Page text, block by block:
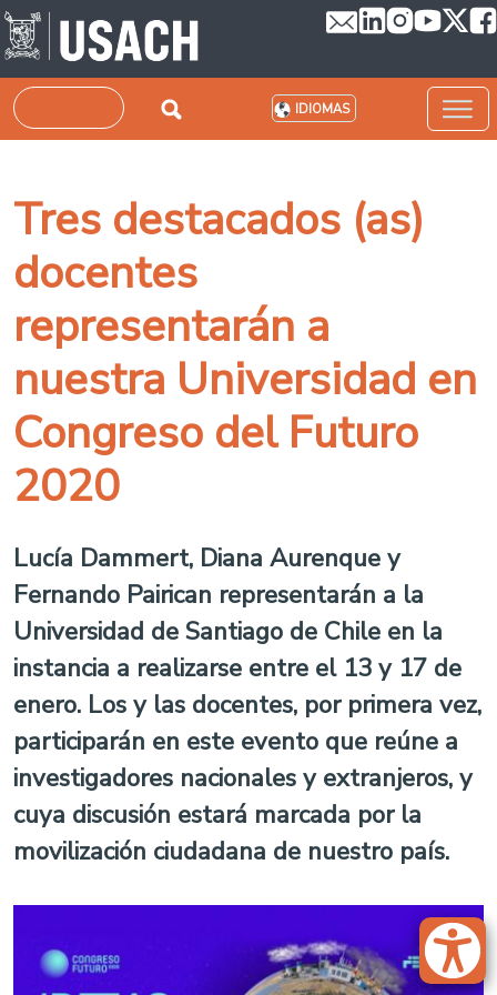
Pasar al contenido principal
Buscar IDIOMAS
Tres destacados (as)
docentes
representarán a
nuestra Universidad en
Congreso del Futuro
2020
Lucía Dammert, Diana Aurenque y
Fernando Pairican representarán a la
Universidad de Santiago de Chile en la
instancia a realizarse entre el 13 y 17 de
enero. Los y las docentes, por primera vez,
participarán en este evento que reúne a
investigadores nacionales y extranjeros, y
cuya discusión estará marcada por la
movilización ciudadana de nuestro país.